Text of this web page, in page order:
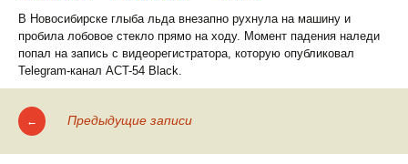
В Новосибирске глыба льда внезапно рухнула на машину и
пробила лобовое стекло прямо на ходу. Момент падения наледи
попал на запись с видеорегистратора, которую опубликовал
Telegram-канал ACT-54 Black.
Навигация
← Предыдущие записи